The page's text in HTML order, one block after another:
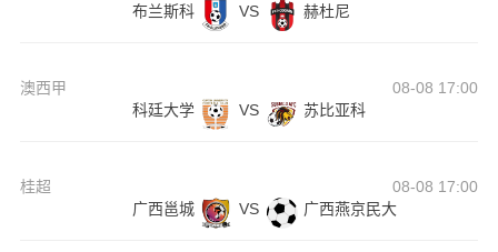
布兰斯科
VS 赫杜尼
澳西甲
08-08 17:00
科廷大学
VS 苏比亚科
桂超
08-08 17:00
广西邕城
VS 广西燕京民大